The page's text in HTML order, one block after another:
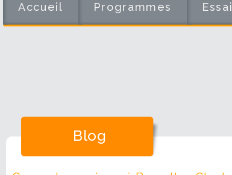
Accueil Programmes Essai
Blog